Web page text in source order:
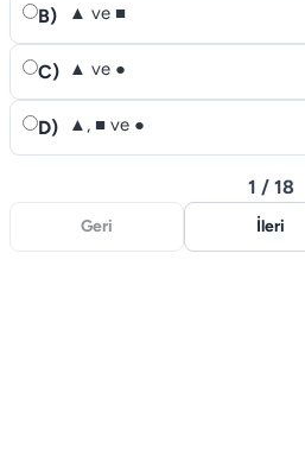
B) ▲ ve ■
C) ▲ ve ●
D) ▲, ■ ve ●
Geri
1 / 18
İleri